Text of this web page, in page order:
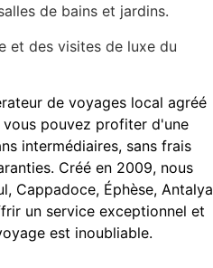
de bains et jardins.
et des visites de luxe du
de voyages local agréé
pouvez profiter d'une
intermédiaires, sans frais
Créé en 2009, nous
Cappadoce, Éphèse, Antalya
un service exceptionnel et
est inoubliable.